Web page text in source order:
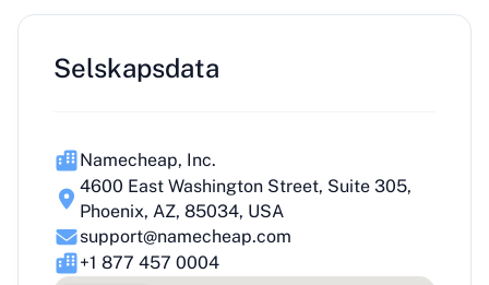
Selskapsdata
Namecheap, Inc.
4600 East Washington Street, Suite 305,
Phoenix, AZ, 85034, USA
support@namecheap.com
+1 877 457 0004